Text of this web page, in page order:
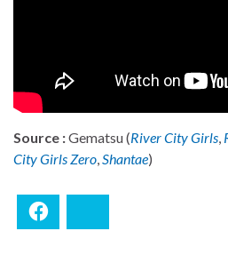
Source :Gematsu (River City Girls,
City Girls Zero,Shantae)